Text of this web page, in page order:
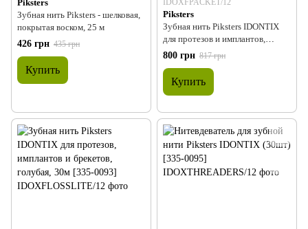
Piksters
Зубная нить Piksters - шелковая,
покрытая воском, 25 м
426 грн 435 грн
Купить
IDOXFPACKET/12
Piksters
Зубная нить Piksters IDONTIX
для протезов и имплантов,
зеленая, 30м
800 грн 817 грн
Купить